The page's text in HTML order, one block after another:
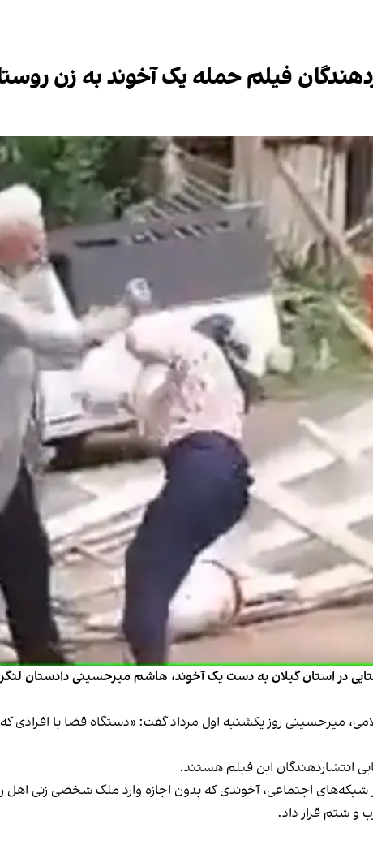
فیلم حمله یک آخوند به زن
در استان گیلان به دست یک آخوند، هاشم میرحسینی دادستان لنگرود
میرحسینی روز یکشنبه اول مرداد گفت: «دستگاه قضا با افرادی که
انتشاردهندگان این فیلم هستند.
اجتماعی، آخوندی که بدون اجازه وارد ملک شخصی زنی اهل
و شتم قرار داد.